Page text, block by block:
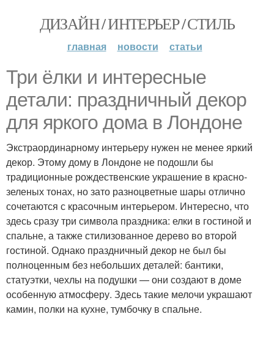
ДИЗАЙН / ИНТЕРЬЕР / СТИЛЬ
главная новости статьи
Три ёлки и интересные
детали: праздничный декор
для яркого дома в Лондоне
Экстраординарному интерьеру нужен не менее яркий
декор. Этому дому в Лондоне не подошли бы
традиционные рождественские украшение в красно-
зеленых тонах, но зато разноцветные шары отлично
сочетаются с красочным интерьером. Интересно, что
здесь сразу три символа праздника: елки в гостиной и
спальне, а также стилизованное дерево во второй
гостиной. Однако праздничный декор не был бы
полноценным без небольших деталей: бантики,
статуэтки, чехлы на подушки — они создают в доме
особенную атмосферу. Здесь такие мелочи украшают
камин, полки на кухне, тумбочку в спальне.